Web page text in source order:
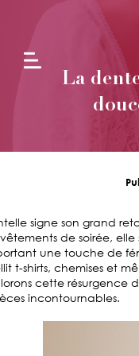
Formations
continues
La
signe son grand
de soirée, elle
une touche de
t-shirts, chemises et
cette résurgence
incontournables.